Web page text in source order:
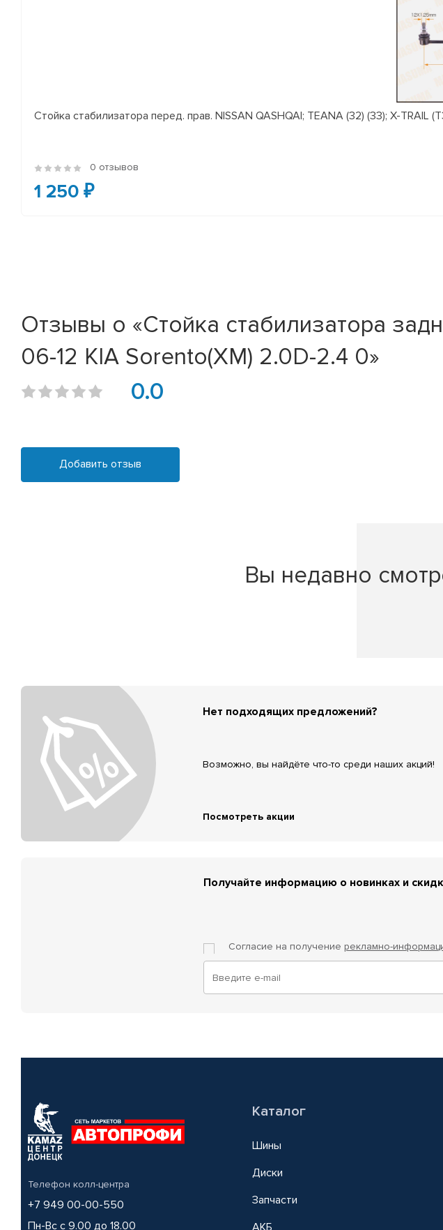
Стойка стабилизатора перед. прав. NISSAN QASHQAI; TEANA (32) (33); X-TRAIL
0 отзывов
1 250 ₽
Отзывы о «Стойка стабилизатора
06-12 KIA Sorento(XM) 2.0D-2.4 0»
0.0
Добавить отзыв
Вы недавно
Нет подходящих предложений?
Возможно, вы найдёте что-то среди наших акций!
Посмотреть акции
Получайте информацию о новинках и
Согласие на получение рекламно-
Телефон колл-центра
+7 949 00-00-550
Пн-Вс с 9.00 до 18.00
Каталог
Шины
Диски
Запчасти
АКБ